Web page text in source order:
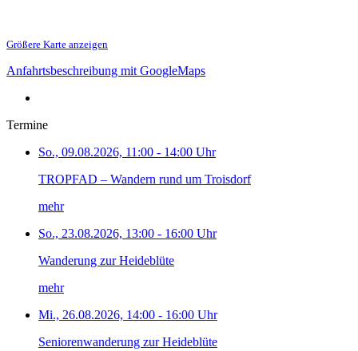
Größere Karte anzeigen
Anfahrtsbeschreibung mit GoogleMaps
Termine
So., 09.08.2026, 11:00 - 14:00 Uhr
TROPFAD – Wandern rund um Troisdorf
mehr
So., 23.08.2026, 13:00 - 16:00 Uhr
Wanderung zur Heideblüte
mehr
Mi., 26.08.2026, 14:00 - 16:00 Uhr
Seniorenwanderung zur Heideblüte